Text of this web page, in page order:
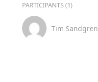
PARTICIPANTS (1)
Tim Sandgren